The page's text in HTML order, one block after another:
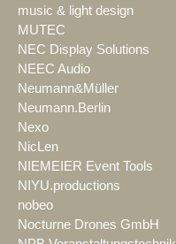
music & light design
MUTEC
NEC Display Solutions
NEEC Audio
Neumann&Müller
Neumann.Berlin
Nexo
NicLen
NIEMEIER Event Tools
NIYU.productions
nobeo
Nocturne Drones GmbH